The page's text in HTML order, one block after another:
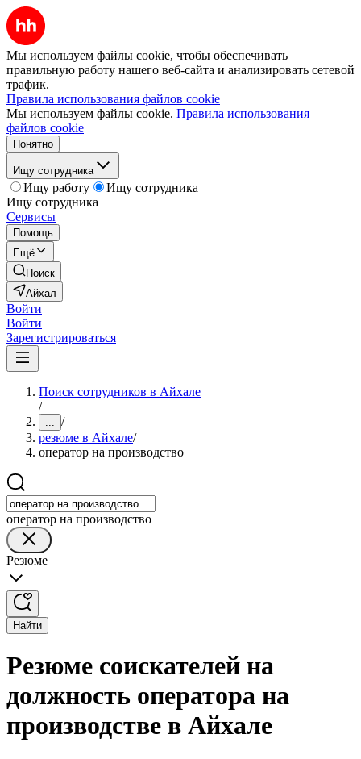
Мы используем файлы cookie, чтобы обеспечивать
правильную работу нашего веб-сайта и анализировать сетевой
трафик.
Правила использования файлов cookie
Мы используем файлы cookie. Правила использования
файлов cookie
Понятно
Ищу сотрудника
Ищу работу
Ищу сотрудника
Ищу сотрудника
Сервисы
Помощь
Ещё
Поиск
Айхал
Войти
Войти
Зарегистрироваться
Поиск сотрудников в Айхале
/
... /
резюме в Айхале/
оператор на производство
оператор на производство
Резюме
Найти
Резюме соискателей на
должность оператора на
производстве в Айхале